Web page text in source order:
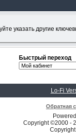
указать другие
Быстрый переход
Lo-Fi
Обратная
Copyright ©2000 -